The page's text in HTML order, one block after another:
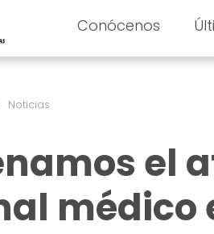
Conócenos
Noticias
el
médico